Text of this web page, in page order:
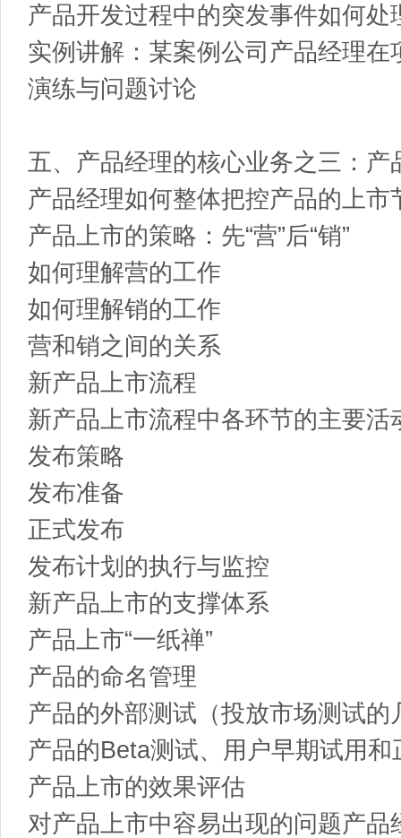
产品开发过程中的突发事件如何处
实例讲解：某案例公司产品经理在
演练与问题讨论
五、产品经理的核心业务之三：产
产品经理如何整体把控产品的上市
产品上市的策略：先“营”后“销”
如何理解营的工作
如何理解销的工作
营和销之间的关系
新产品上市流程
新产品上市流程中各环节的主要活
发布策略
发布准备
正式发布
发布计划的执行与监控
新产品上市的支撑体系
产品上市“一纸禅”
产品的命名管理
产品的外部测试（投放市场测试的
产品的Beta测试、用户早期试用
产品上市的效果评估
对产品上市中容易出现的问题产品